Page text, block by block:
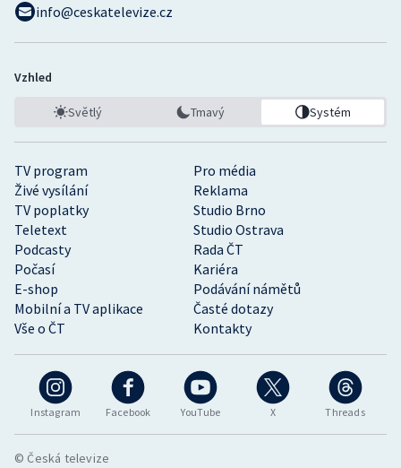
Instagram Facebook YouTube X Threads
TV program
Pro média
Živé vysílání
Reklama
TV poplatky
Studio Brno
Teletext
Studio Ostrava
Podcasty
Rada ČT
Počasí
Kariéra
E-shop
Podávání námětů
Mobilní a TV aplikace
Časté dotazy
Vše o ČT
Kontakty
info@ceskatelevize.cz
Vzhled
Světlý Tmavý Systém
© Česká televize